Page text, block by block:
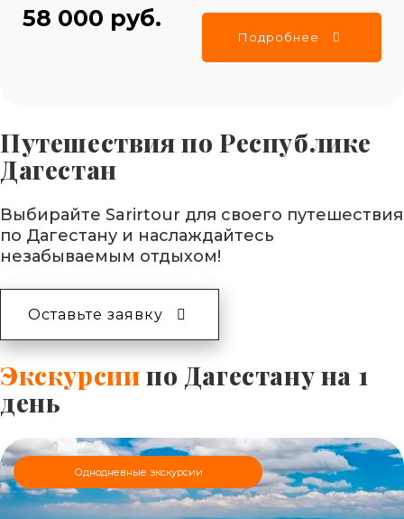
58 000 руб.
Подробнее
Путешествия по Республике
Дагестан
Выбирайте Sarirtour для своего путешествия
по Дагестану и наслаждайтесь
незабываемым отдыхом!
Оставьте заявку
Экскурсиипо Дагестану на 1
день
Однодневные экскурсии